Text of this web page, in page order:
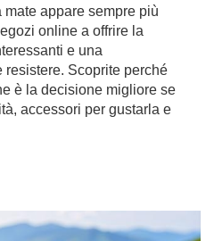
appare sempre più
online a offrire la
e una
Scoprite perché
è la decisione migliore se
accessori per gustarla e